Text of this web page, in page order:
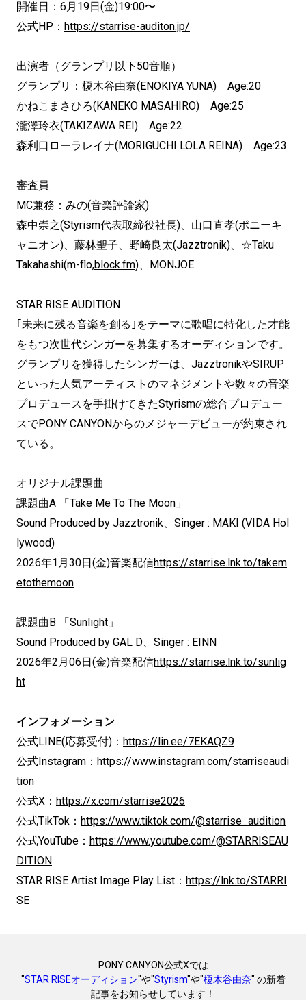
開催日：6月19日(金)19:00〜
公式HP： https://starrise-auditon.jp/
出演者（グランプリ以下50音順）
グランプリ：榎木谷由奈(ENOKIYA YUNA) Age:20
かねこまさひろ(KANEKO MASAHIRO) Age:25
瀧澤玲衣(TAKIZAWA REI) Age:22
森利口ローラレイナ(MORIGUCHI LOLA REINA) Age:23
審査員
MC兼務：みの(音楽評論家)
森中崇之(Styrism代表取締役社長)、山口直孝(ポニーキ
ャニオン)、藤林聖子、野崎良太(Jazztronik)、☆Taku
Takahashi(m-flo,block.fm)、MONJOE
STAR RISE AUDITION
｢未来に残る音楽を創る｣をテーマに歌唱に特化した才能
をもつ次世代シンガーを募集するオーディションです。
グランプリを獲得したシンガーは、JazztronikやSIRUP
といった人気アーティストのマネジメントや数々の音楽
プロデュースを手掛けてきたStyrismの総合プロデュー
スでPONY CANYONからのメジャーデビューが約束され
ている。
オリジナル課題曲
課題曲A 「Take Me To The Moon」
Sound Produced by Jazztronik、Singer : MAKI (VIDA Hol
lywood)
2026年1月30日(金)音楽配信https://starrise.lnk.to/takem
etothemoon
課題曲B 「Sunlight」
Sound Produced by GAL D、Singer : EINN
2026年2月06日(金)音楽配信https://starrise.lnk.to/sunlig
ht
インフォメーション
公式LINE(応募受付)： https://lin.ee/7EKAQZ9
公式Instagram： https://www.instagram.com/starriseaudi
tion
公式X： https://x.com/starrise2026
公式TikTok： https://www.tiktok.com/@starrise_audition
公式YouTube： https://www.youtube.com/@STARRISEAU
DITION
STAR RISE Artist Image Play List： https://lnk.to/STARRI
SE
PONY CANYON公式Xでは
"STAR RISEオーディション"や"Styrism"や"榎木谷由奈" の新着
記事をお知らせしています！